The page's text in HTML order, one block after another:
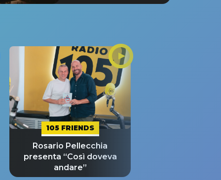
105 FRIENDS
Rosario Pellecchia
presenta “Così doveva
andare”